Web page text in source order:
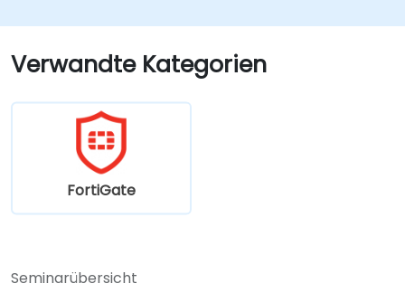
Automatisierungsfähigkeiten von
Fortinet-Lösungen im Kontext einer
koordinierten Reaktion auf
Verwandte Kategorien
FortiGate
Seminarübersicht